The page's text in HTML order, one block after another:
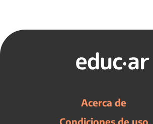
Acerca de
Condiciones de uso